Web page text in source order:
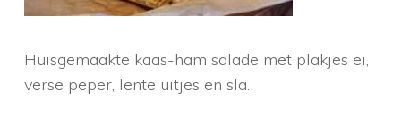
Huisgemaakte kaas-ham salade met plakjes ei,
verse peper, lente uitjes en sla.